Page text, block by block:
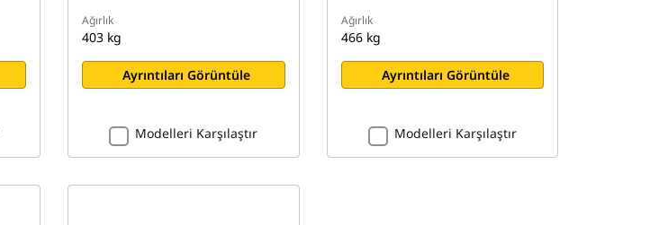
Ağırlık
403 kg
Ayrıntıları Görüntüle
Modelleri Karşılaştır
Ağırlık
466 kg
Ayrıntıları Görüntüle
Modelleri Karşılaştır